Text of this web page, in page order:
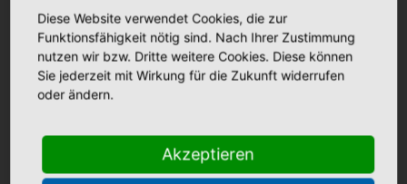
Facebook
Bonifatius Hospital Lingen
Borromäus Hospital Leer
Hümmling Hospital Sögel
Marien Hospital Papenburg
+Johannesstift Papenburg
+ Matthias Haus Lohne
+Mutter Teresa Haus Lingen
Maria Anna Haus Lengerich
Diese Website verwendet Cookies, die zur
Funktionsfähigkeit nötig sind. Nach Ihrer Zustimmung
nutzen wir bzw. Dritte weitere Cookies. Diese können
Sie jederzeit mit Wirkung für die Zukunft widerrufen
oder ändern.
Akzeptieren